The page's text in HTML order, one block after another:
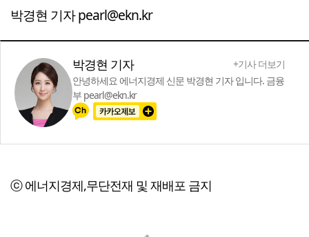
박경현 기자 pearl@ekn.kr
박경현 기자
+기사 더보기
안녕하세요 에너지경제 신문 박경현 기자 입니다. 금융
부 pearl@ekn.kr
ⓒ 에너지경제,무단전재 및 재배포 금지